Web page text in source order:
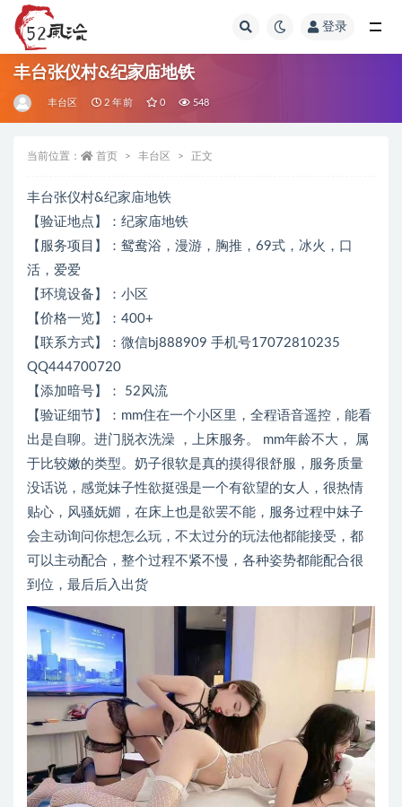
登录
丰台张仪村&纪家庙地铁
丰台区 2 年前 0 548
当前位置： 首页 丰台区 正文
丰台张仪村&纪家庙地铁
【验证地点】：纪家庙地铁
【服务项目】：鸳鸯浴，漫游，胸推，69式，冰火，口
活，爱爱
【环境设备】：小区
【价格一览】：400+
【联系方式】：微信bj888909 手机号17072810235
QQ444700720
【添加暗号】： 52风流
【验证细节】：mm住在一个小区里，全程语音遥控，能看
出是自聊。进门脱衣洗澡 ，上床服务。 mm年龄不大， 属
于比较嫩的类型。奶子很软是真的摸得很舒服，服务质量
没话说，感觉妹子性欲挺强是一个有欲望的女人，很热情
贴心，风骚妩媚，在床上也是欲罢不能，服务过程中妹子
会主动询问你想怎么玩，不太过分的玩法他都能接受，都
可以主动配合，整个过程不紧不慢，各种姿势都能配合很
到位，最后后入出货